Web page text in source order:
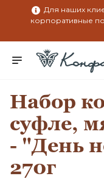
Для наших
корпоративные
Набор
суфле,
- "День
270г